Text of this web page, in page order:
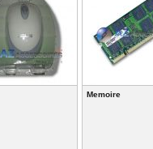
Memoire